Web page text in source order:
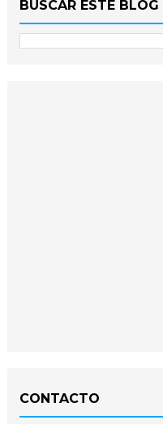
BUSCAR ESTE BLOG
CONTACTO